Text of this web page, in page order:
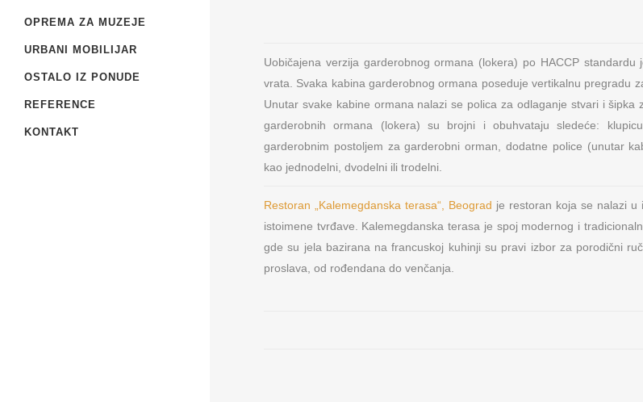
OPREMA ZA MUZEJE
URBANI MOBILIJAR
OSTALO IZ PONUDE
REFERENCE
KONTAKT
Uobičajena verzija garderobnog ormana (lokera) po HACCP
vrata. Svaka kabina garderobnog ormana poseduje vertikalnu pregradu
Unutar svake kabine ormana nalazi se polica za odlaganje stvari i šipka
garderobnih ormana (lokera) su brojni i obuhvataju sledeće:
garderobnim postoljem za garderobni orman, dodatne police (unutar
kao jednodelni, dvodelni ili trodelni.
Restoran „Kalemegdanska terasa“, Beograd je restoran koja se nalazi u
istoimene tvrđave. Kalemegdanska terasa je spoj modernog i
gde su jela bazirana na francuskoj kuhinji su pravi izbor za porodični
proslava, od rođendana do venčanja.